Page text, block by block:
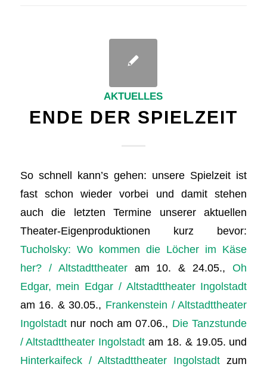
AKTUELLES
ENDE DER SPIELZEIT
So schnell kann’s gehen: unsere Spielzeit ist
fast schon wieder vorbei und damit stehen
auch die letzten Termine unserer aktuellen
Theater-Eigenproduktionen kurz bevor:
Tucholsky: Wo kommen die Löcher im Käse
her? / Altstadttheateram 10. & 24.05.,Oh
Edgar, mein Edgar / Altstadttheater Ingolstadt
am 16. & 30.05., Frankenstein / Altstadttheater
Ingolstadtnur noch am 07.06., Die Tanzstunde
/ Altstadttheater Ingolstadt am 18. & 19.05. und
Hinterkaifeck / Altstadttheater Ingolstadt zum